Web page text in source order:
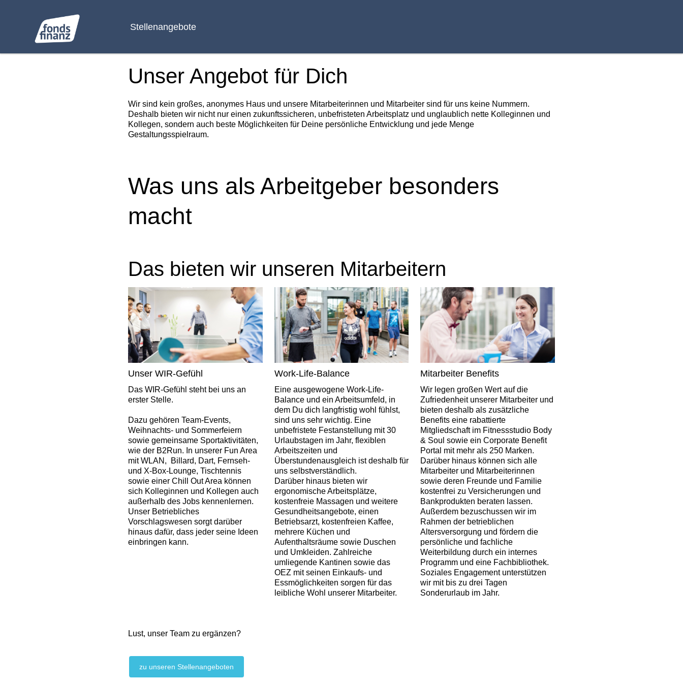
Stellenangebote
Unser Angebot für Dich
Wir sind kein großes, anonymes Haus und unsere Mitarbeiterinnen und Mitarbeiter sind für uns keine Nummern.
Deshalb bieten wir nicht nur einen zukunftssicheren, unbefristeten Arbeitsplatz und unglaublich nette Kolleginnen und
Kollegen, sondern auch beste Möglichkeiten für Deine persönliche Entwicklung und jede Menge
Gestaltungsspielraum.
Was uns als Arbeitgeber besonders
macht
Das bieten wir unseren Mitarbeitern
Unser WIR-Gefühl
Das WIR-Gefühl steht bei uns an
erster Stelle.
Dazu gehören Team-Events,
Weihnachts- und Sommerfeiern
sowie gemeinsame Sportaktivitäten,
wie der B2Run. In unserer Fun Area
mit WLAN, Billard, Dart, Fernseh-
und X-Box-Lounge, Tischtennis
sowie einer Chill Out Area können
sich Kolleginnen und Kollegen auch
außerhalb des Jobs kennenlernen.
Unser Betriebliches
Vorschlagswesen sorgt darüber
hinaus dafür, dass jeder seine Ideen
einbringen kann.
Lust, unser Team zu ergänzen?
Work-Life-Balance
Eine ausgewogene Work-Life-
Balance und ein Arbeitsumfeld, in
dem Du dich langfristig wohl fühlst,
sind uns sehr wichtig. Eine
unbefristete Festanstellung mit 30
Urlaubstagen im Jahr, flexiblen
Arbeitszeiten und
Überstundenausgleich ist deshalb für
uns selbstverständlich.
Darüber hinaus bieten wir
ergonomische Arbeitsplätze,
kostenfreie Massagen und weitere
Gesundheitsangebote, einen
Betriebsarzt, kostenfreien Kaffee,
mehrere Küchen und
Aufenthaltsräume sowie Duschen
und Umkleiden. Zahlreiche
umliegende Kantinen sowie das
OEZ mit seinen Einkaufs- und
Essmöglichkeiten sorgen für das
leibliche Wohl unserer Mitarbeiter.
Mitarbeiter Benefits
Wir legen großen Wert auf die
Zufriedenheit unserer Mitarbeiter und
bieten deshalb als zusätzliche
Benefits eine rabattierte
Mitgliedschaft im Fitnessstudio Body
& Soul sowie ein Corporate Benefit
Portal mit mehr als 250 Marken.
Darüber hinaus können sich alle
Mitarbeiter und Mitarbeiterinnen
sowie deren Freunde und Familie
kostenfrei zu Versicherungen und
Bankprodukten beraten lassen.
Außerdem bezuschussen wir im
Rahmen der betrieblichen
Altersversorgung und fördern die
persönliche und fachliche
Weiterbildung durch ein internes
Programm und eine Fachbibliothek.
Soziales Engagement unterstützen
wir mit bis zu drei Tagen
Sonderurlaub im Jahr.
zu unseren Stellenangeboten